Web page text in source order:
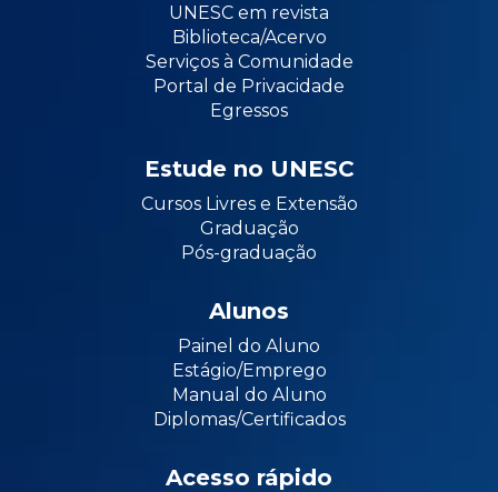
UNESC em revista
Biblioteca/Acervo
Serviços à Comunidade
Portal de Privacidade
Egressos
Estude no UNESC
Cursos Livres e Extensão
Graduação
Pós-graduação
Alunos
Painel do Aluno
Estágio/Emprego
Manual do Aluno
Diplomas/Certificados
Acesso rápido